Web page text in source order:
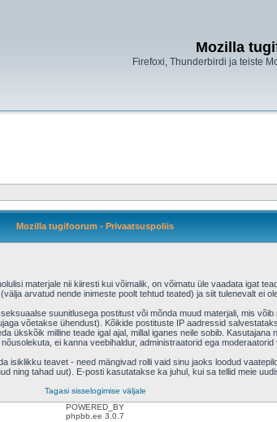
Mozilla
Firefoxi, Thunderbirdi ja teiste
Mozilla tugifoorum - Privaatsuspoliis
materjale nii kiiresti kui võimalik, on võimatu üle vaadata igat
arvatud nende inimeste poolt tehtud teated) ja siit tulenevalt ei
suunitlusega postitust või mõnda muud materjali, mis
võetakse ühendust). Kõikide postituste IP aadressid
ükskõik milline teade igal ajal, millal iganes neile sobib.
ei kanna veebihaldur, administraatorid ega
teavet - need mängivad rolli vaid sinu jaoks loodud
ning tahad uut). E-posti kasutatakse ka juhul, kui sa tellid meie
Tagasi sisselogimise väljale
POWERED_BY
phpbb.ee 3.0.7